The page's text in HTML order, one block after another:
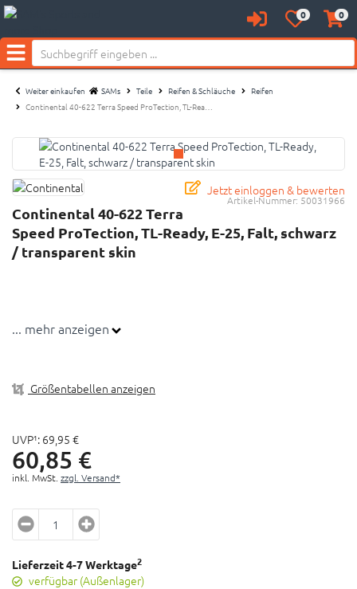
AnmeldenMerkzettel
aufklappen
0 0
Menü
Weiter einkaufen SAMs Teile Reifen & Schläuche
Reifen
Continental 40-622 Terra Speed ProTection, TL-Rea…
Jetzt einloggen & bewerten
Artikel-Nummer: 50031966
Continental 40-622 Terra
Speed ProTection, TL-Ready, E-25, Falt, schwarz
/ transparent skin
... mehr anzeigen
Größentabellen anzeigen
UVP¹: 69, 95 €
60,85 €
inkl. MwSt. zzgl. Versand*
Lieferzeit 4-7 Werktage2
verfügbar (Außenlager)